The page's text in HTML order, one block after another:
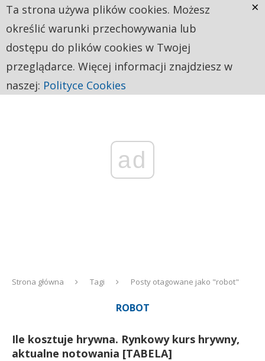
ad
Strona główna Tagi Posty otagowane jako "robot"
ROBOT
Ile kosztuje hrywna. Rynkowy kurs hrywny,
aktualne notowania [TABELA]
Ta strona używa plików cookies. Możesz
określić warunki przechowywania lub
dostępu do plików cookies w Twojej
przeglądarce. Więcej informacji znajdziesz w
naszej: Polityce Cookies
×